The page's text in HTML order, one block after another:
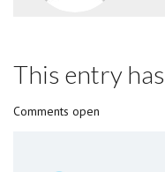
This entry has
Comments open